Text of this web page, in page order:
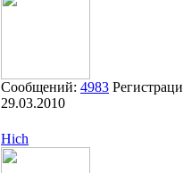
Сообщений: 4983
29.03.2010
Hich